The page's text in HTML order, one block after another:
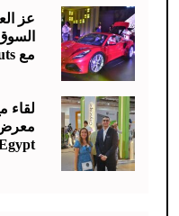
عز
مع Louts
لقاء